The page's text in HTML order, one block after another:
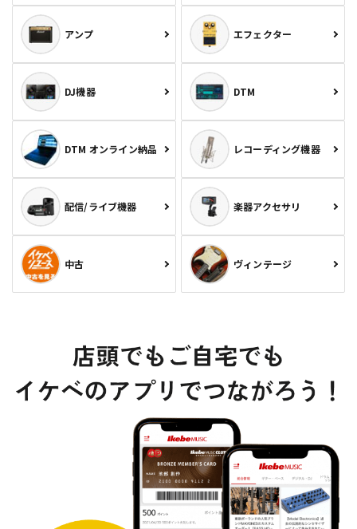
アンプ エフェクター
DJ機器 DTM
DTM オンライン納品 レコーディング機器
配信/ライブ機器 楽器アクセサリ
中古 ヴィンテージ